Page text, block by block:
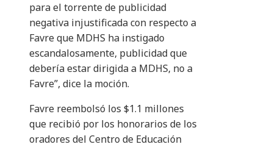
para el torrente de publicidad
negativa injustificada con respecto a
Favre que MDHS ha instigado
escandalosamente, publicidad que
debería estar dirigida a MDHS, no a
Favre”, dice la moción.
Favre reembolsó los $1.1 millones
que recibió por los honorarios de los
oradores del Centro de Educación